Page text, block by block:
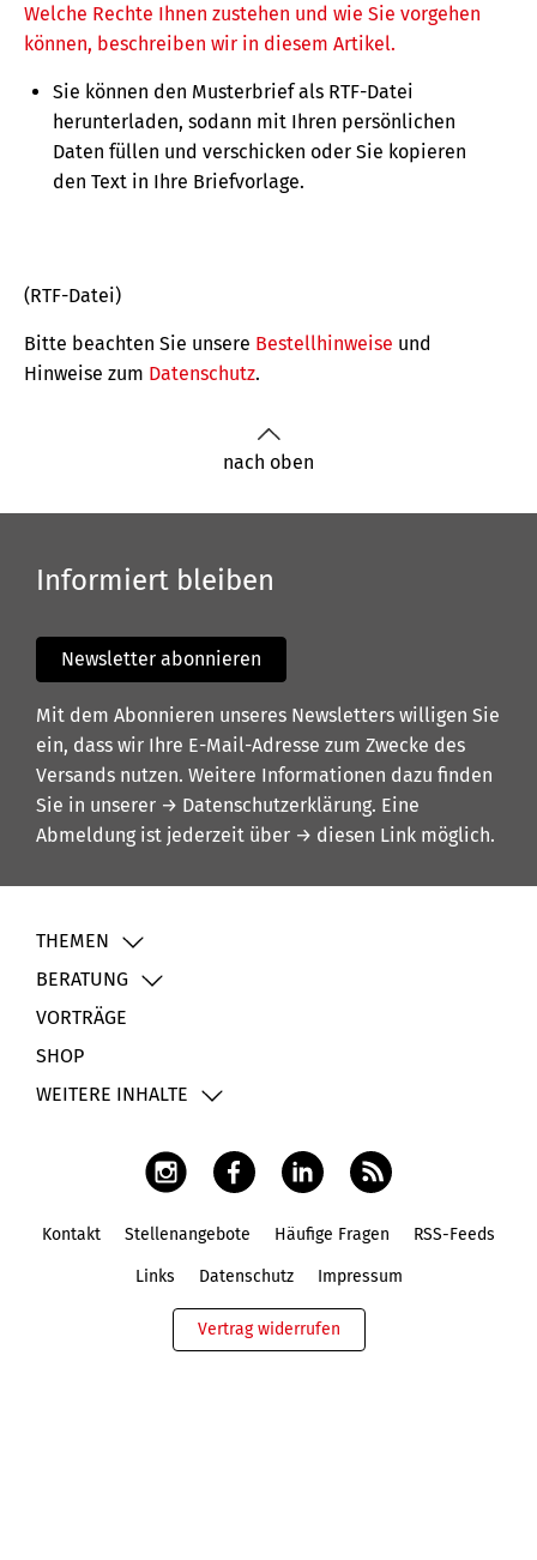
Welche Rechte Ihnen zustehen und wie Sie vorgehen
können, beschreiben wir in diesem Artikel.
Sie können den Musterbrief als RTF-Datei
herunterladen, sodann mit Ihren persönlichen
Daten füllen und verschicken oder Sie kopieren
den Text in Ihre Briefvorlage.
(RTF-Datei)
Bitte beachten Sie unsere Bestellhinweise und
Hinweise zum Datenschutz.
nach oben
Informiert bleiben
Newsletter abonnieren
Mit dem Abonnieren unseres Newsletters willigen Sie
ein, dass wir Ihre E-Mail-Adresse zum Zwecke des
Versands nutzen. Weitere Informationen dazu finden
Sie in unserer → Datenschutzerklärung. Eine
Abmeldung ist jederzeit über → diesen Link möglich.
THEMEN
BERATUNG
VORTRÄGE
SHOP
WEITERE INHALTE
Kontakt Stellenangebote Häufige Fragen RSS-Feeds
Links Datenschutz Impressum
Vertrag widerrufen